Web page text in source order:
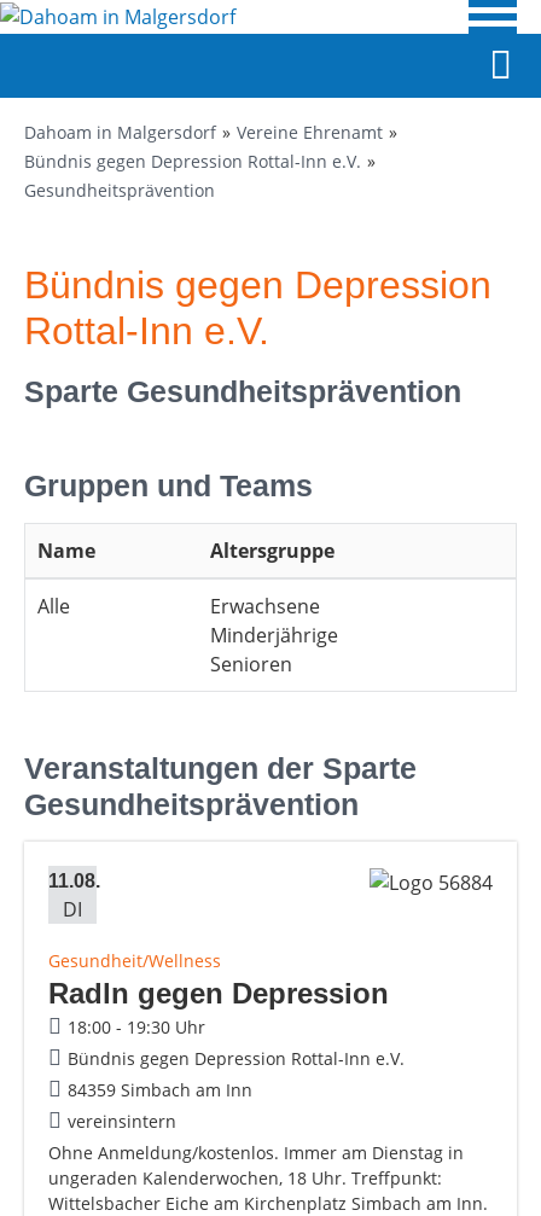
Dahoam in Malgersdorf
Vereine Ehrenamt
Bündnis gegen Depression Rottal-Inn e.V.
Gesundheitsprävention
Bündnis gegen Depression
Rottal-Inn e.V.
Sparte Gesundheitsprävention
Gruppen und Teams
Name Altersgruppe
Alle
Erwachsene
Minderjährige
Senioren
Veranstaltungen der Sparte
Gesundheitsprävention
11.08.
DI
Gesundheit/Wellness
Radln gegen Depression
18:00 - 19:30 Uhr
Bündnis gegen Depression Rottal-Inn e.V.
84359 Simbach am Inn
vereinsintern
Ohne Anmeldung/kostenlos. Immer am Dienstag in
ungeraden Kalenderwochen, 18 Uhr. Treffpunkt:
Wittelsbacher Eiche am Kirchenplatz Simbach am Inn.